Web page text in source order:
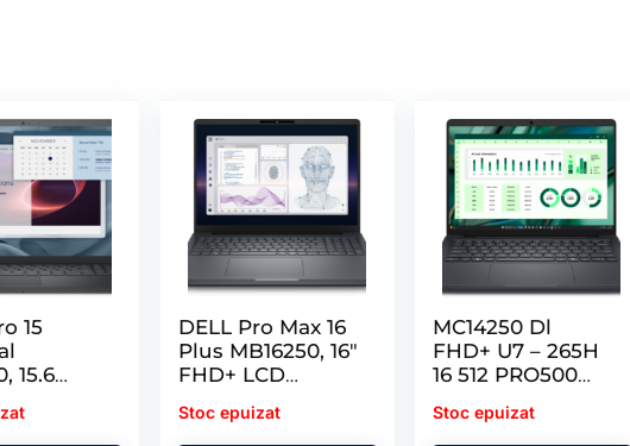
15
15.6
DELL Pro Max 16
Plus MB16250, 16″
FHD+ LCD
Stoc epuizat
MC14250 Dl
FHD+ U7 – 265H
16 512 PRO500
Stoc epuizat